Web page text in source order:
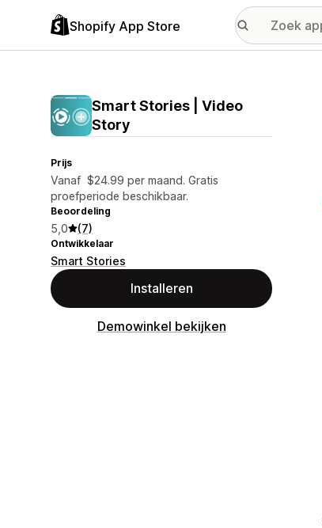
Shopify App Store
Smart Stories | Video
Story
Prijs
Vanaf $24.99 per maand. Gratis
proefperiode beschikbaar.
Beoordeling
5,0 (7)
Ontwikkelaar
Smart Stories
Installeren
Demowinkel bekijken